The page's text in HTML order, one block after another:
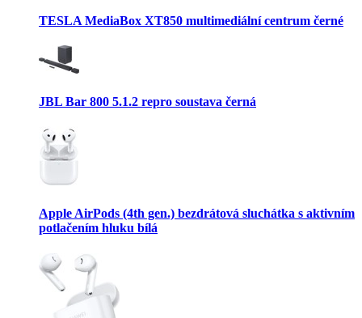
TESLA MediaBox XT850 multimediální centrum černé
JBL Bar 800 5.1.2 repro soustava černá
Apple AirPods (4th gen.) bezdrátová sluchátka s aktivním
potlačením hluku bílá